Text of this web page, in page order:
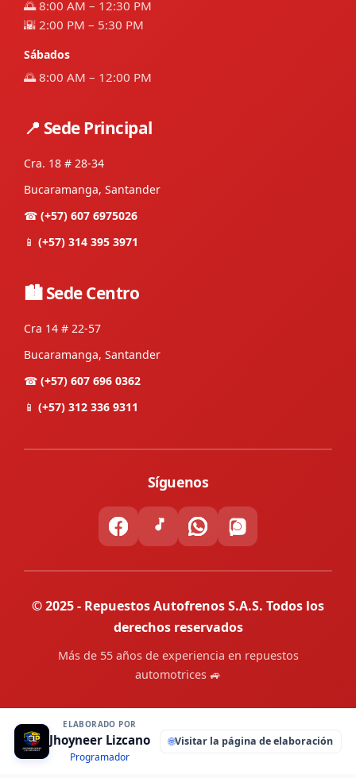
🌅 8:00 AM – 12:30 PM
🌇 2:00 PM – 5:30 PM
Sábados
🌅 8:00 AM – 12:00 PM
📍 Sede Principal
Cra. 18 # 28-34
Bucaramanga, Santander
☎ (+57) 607 6975026
📱 (+57) 314 395 3971
🏙 Sede Centro
Cra 14 # 22-57
Bucaramanga, Santander
☎ (+57) 607 696 0362
📱 (+57) 312 336 9311
Síguenos
© 2025 - Repuestos Autofrenos S.A.S. Todos los
derechos reservados
Más de 55 años de experiencia en repuestos
automotrices 🚙
ELABORADO POR
Jhoyneer Lizcano
Programador
🌐Visitar la página de elaboración